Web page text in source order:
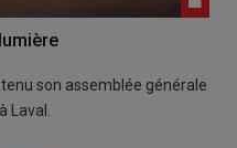
son assemblée générale
Laval.